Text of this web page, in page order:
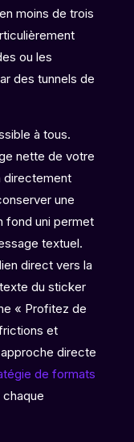
moins de trois
ou les
des tunnels de
à tous.
nette de votre
directement
une
fond uni permet
textuel.
direct vers la
du sticker
« Profitez de
et
directe
de formats
chaque